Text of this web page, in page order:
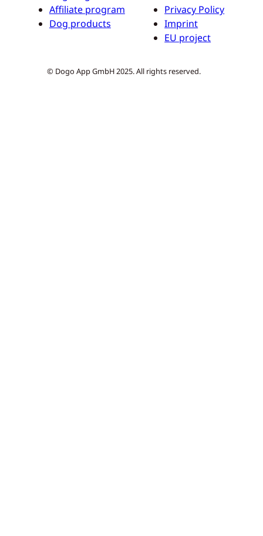
Affiliate program
Dog products
Privacy Policy
Imprint
EU project
© Dogo App GmbH 2025. All rights reserved.